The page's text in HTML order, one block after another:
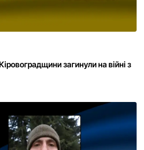
загинули на війні з